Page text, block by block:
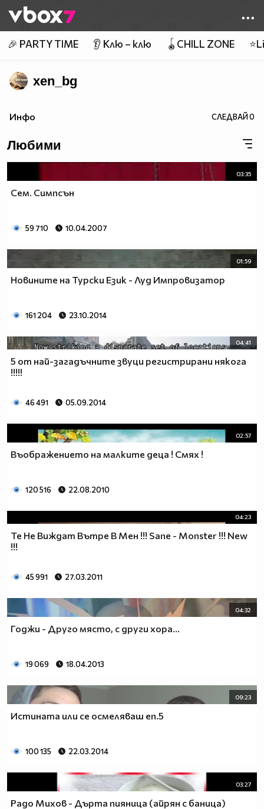
👾
🎉 PARTY TIME 👂 Клю – клю 🪀CHILL ZONE
xen_bg
Инфо СЛЕДВАЙ0
Любими
03:35
Сем. Симпсън
59 710 10.04.2007
01:59
Новините на Турски Език - Луд Импровизатор
161 204 23.10.2014
04:41
5 от най-загадъчните звуци регистрирани някога
!!!!!
46 491 05.09.2014
02:57
Въображението на малките деца ! Смях !
120 516 22.08.2010
04:23
Те Не Виждат Вътре В Мен !!! Sane - Monster !!! New
!!!
45 991 27.03.2011
04:32
Годжи - Друго място, с други хора...
19 069 18.04.2013
09:23
Истината или се осмеляваш еп.5
100 135 22.03.2014
03:27
Радо Михов - Дърта пияница (айрян с баница)